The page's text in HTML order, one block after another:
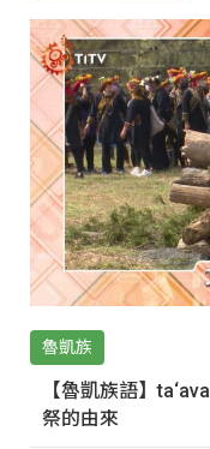
魯凱族
【魯凱族語】
祭的由來